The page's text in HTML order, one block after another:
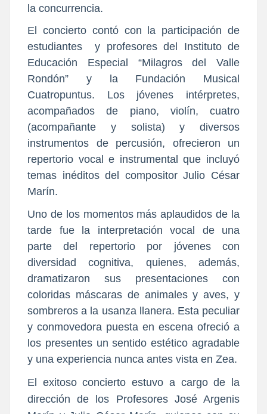
la concurrencia.
El concierto contó con la participación de
estudiantes y profesores del Instituto de
Educación Especial “Milagros del Valle
Rondón” y la Fundación Musical
Cuatropuntus. Los jóvenes intérpretes,
acompañados de piano, violín, cuatro
(acompañante y solista) y diversos
instrumentos de percusión, ofrecieron un
repertorio vocal e instrumental que incluyó
temas inéditos del compositor Julio César
Marín.
Uno de los momentos más aplaudidos de la
tarde fue la interpretación vocal de una
parte del repertorio por jóvenes con
diversidad cognitiva, quienes, además,
dramatizaron sus presentaciones con
coloridas máscaras de animales y aves, y
sombreros a la usanza llanera. Esta peculiar
y conmovedora puesta en escena ofreció a
los presentes un sentido estético agradable
y una experiencia nunca antes vista en Zea.
El exitoso concierto estuvo a cargo de la
dirección de los Profesores José Argenis